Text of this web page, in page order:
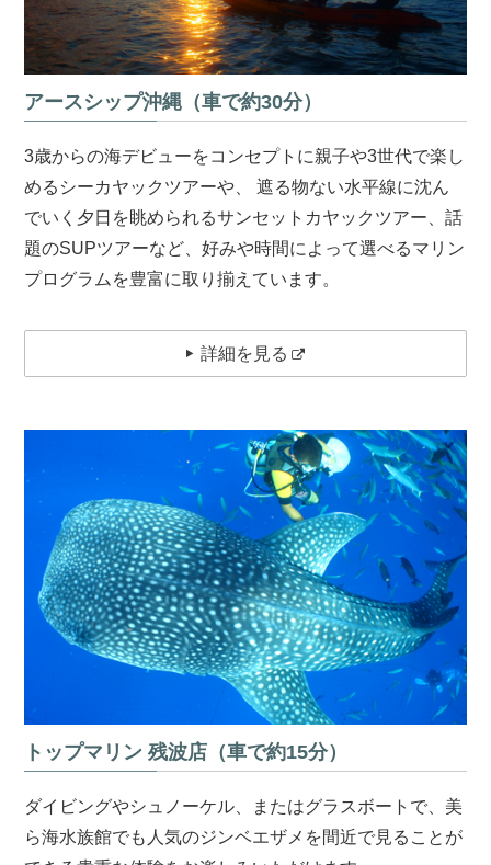
アースシップ沖縄（車で約30分）
3歳からの海デビューをコンセプトに親子や3世代で楽し
めるシーカヤックツアーや、 遮る物ない水平線に沈ん
でいく夕日を眺められるサンセットカヤックツアー、話
題のSUPツアーなど、好みや時間によって選べるマリン
プログラムを豊富に取り揃えています。
詳細を見る
トップマリン 残波店（車で約15分）
ダイビングやシュノーケル、またはグラスボートで、美
ら海水族館でも人気のジンベエザメを間近で見ることが